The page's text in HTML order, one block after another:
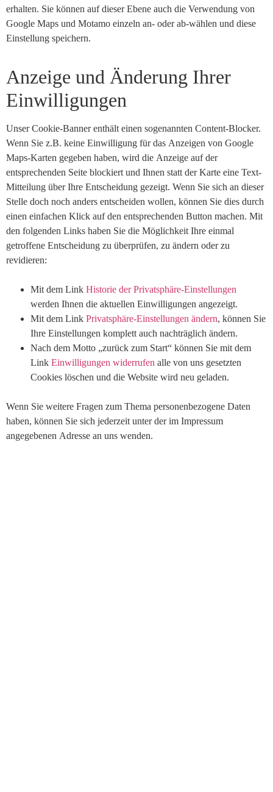
erhalten. Sie können auf dieser Ebene auch die Verwendung von
Google Maps und Motamo einzeln an- oder ab-wählen und diese
Einstellung speichern.
Anzeige und Änderung Ihrer
Einwilligungen
Unser Cookie-Banner enthält einen sogenannten Content-Blocker.
Wenn Sie z.B. keine Einwilligung für das Anzeigen von Google
Maps-Karten gegeben haben, wird die Anzeige auf der
entsprechenden Seite blockiert und Ihnen statt der Karte eine Text-
Mitteilung über Ihre Entscheidung gezeigt. Wenn Sie sich an dieser
Stelle doch noch anders entscheiden wollen, können Sie dies durch
einen einfachen Klick auf den entsprechenden Button machen. Mit
den folgenden Links haben Sie die Möglichkeit Ihre einmal
getroffene Entscheidung zu überprüfen, zu ändern oder zu
revidieren:
Mit dem Link Historie der Privatsphäre-Einstellungen
werden Ihnen die aktuellen Einwilligungen angezeigt.
Mit dem Link Privatsphäre-Einstellungen ändern, können Sie
Ihre Einstellungen komplett auch nachträglich ändern.
Nach dem Motto „zurück zum Start“ können Sie mit dem
Link Einwilligungen widerrufen alle von uns gesetzten
Cookies löschen und die Website wird neu geladen.
Wenn Sie weitere Fragen zum Thema personenbezogene Daten
haben, können Sie sich jederzeit unter der im Impressum
angegebenen Adresse an uns wenden.